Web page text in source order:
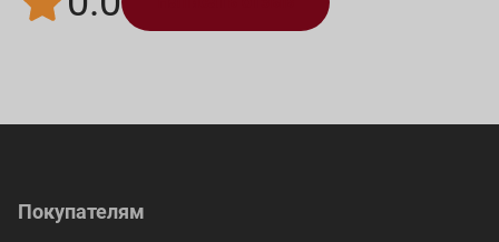
Покупателям